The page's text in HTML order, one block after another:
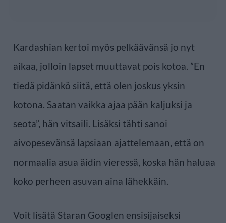
Kardashian kertoi myös pelkäävänsä jo nyt
aikaa, jolloin lapset muuttavat pois kotoa. ”En
tiedä pidänkö siitä, että olen joskus yksin
kotona. Saatan vaikka ajaa pään kaljuksi ja
seota”, hän vitsaili. Lisäksi tähti sanoi
aivopesevänsä lapsiaan ajattelemaan, että on
normaalia asua äidin vieressä, koska hän haluaa
koko perheen asuvan aina lähekkäin.
Voit lisätä Staran Googlen ensisijaiseksi